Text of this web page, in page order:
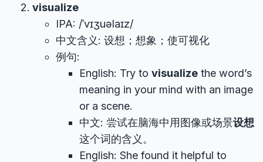
visualize
IPA: /ˈvɪʒuəlaɪz/
中文含义: 设想；想象；使可视化
例句:
English: Try to visualize the word’s
meaning in your mind with an image
or a scene.
中文: 尝试在脑海中用图像或场景设想
这个词的含义。
English: She found it helpful to